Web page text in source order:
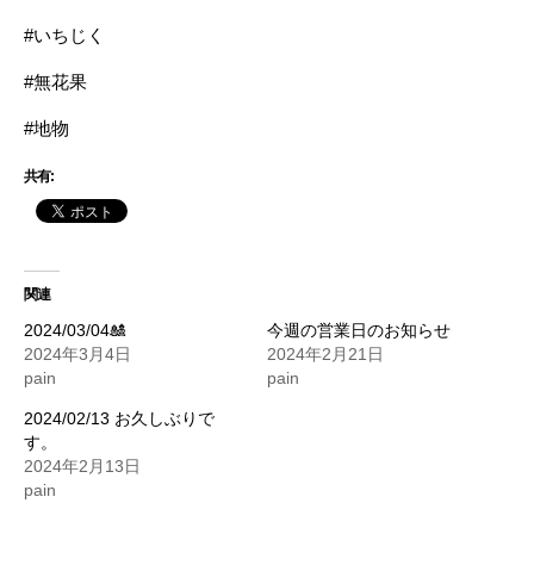
#いちじく
#無花果
#地物
共有:
関連
2024/03/04🎎
2024年3月4日
pain
今週の営業日のお知らせ
2024年2月21日
pain
2024/02/13 お久しぶりで
す。
2024年2月13日
pain